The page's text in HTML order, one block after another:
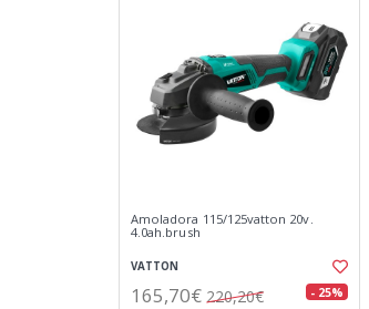
Amoladora 115/125vatton 20v.
4.0ah.brush
VATTON
165,70€ 220,20€ - 25%